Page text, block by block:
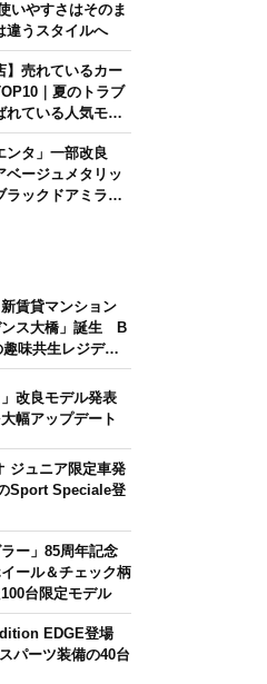
いやすさはそのま
違うスタイルへ
】売れているカー
｜夏のトラブ
れている人気モデ
年6月版】
ンタ」一部改良
ベージュメタリッ
ラックドアミラー
賃貸マンション
ンス大橋」誕生 B
味共生レジデン
改良モデル発表
幅アップデート
ジュニア限定車発
Sport Speciale登
ー」85周年記念
ール＆チェック柄
台限定モデル
EDGE登場
パーツ装備の40台